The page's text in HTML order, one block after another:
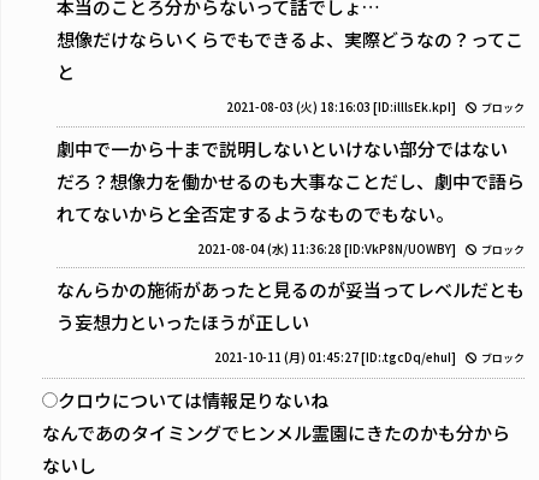
本当のことろ分からないって話でしょ…
想像だけならいくらでもできるよ、実際どうなの？ってこ
と
2021-08-03 (火) 18:16:03 [ID:illlsEk.kpI] ブロック
劇中で一から十まで説明しないといけない部分ではない
だろ？想像力を働かせるのも大事なことだし、劇中で語ら
れてないからと全否定するようなものでもない。
2021-08-04 (水) 11:36:28 [ID:VkP8N/UOWBY] ブロック
なんらかの施術があったと見るのが妥当ってレベルだとも
う妄想力といったほうが正しい
2021-10-11 (月) 01:45:27[ID:.tgcDq/ehuI] ブロック
クロウについては情報足りないね
なんであのタイミングでヒンメル霊園にきたのかも分から
ないし